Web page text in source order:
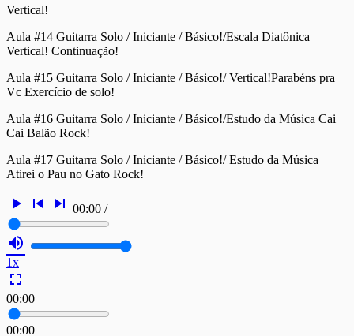
Vertical!
Aula #14 Guitarra Solo / Iniciante / Básico!/Escala Diatônica
Vertical! Continuação!
Aula #15 Guitarra Solo / Iniciante / Básico!/ Vertical!Parabéns pra
Vc Exercício de solo!
Aula #16 Guitarra Solo / Iniciante / Básico!/Estudo da Música Cai
Cai Balão Rock!
Aula #17 Guitarra Solo / Iniciante / Básico!/ Estudo da Música
Atirei o Pau no Gato Rock!
play_arrow skip_previous skip_next 00:00 /
volume_up
1x
fullscreen
00:00
00:00